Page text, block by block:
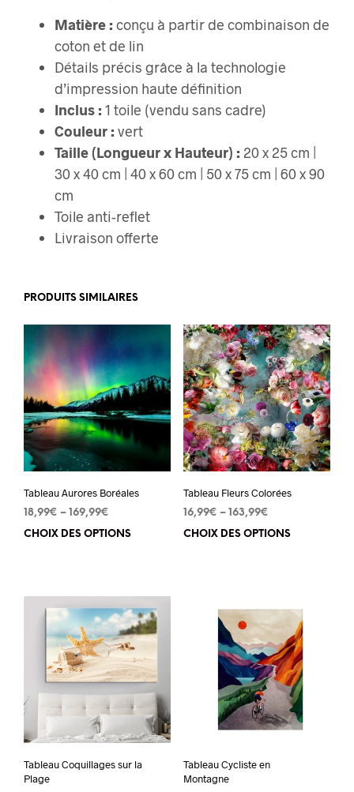
Matière : conçu à partir de combinaison de
coton et de lin
Détails précis grâce à la technologie
d’impression haute définition
Inclus : 1 toile (vendu sans cadre)
Couleur : vert
Taille (Longueur x Hauteur) : 20 x 25 cm |
30 x 40 cm | 40 x 60 cm | 50 x 75 cm | 60 x 90
cm
Toile anti-reflet
Livraison offerte
PRODUITS SIMILAIRES
Tableau Aurores Boréales
18,99€ – 169,99€
CHOIX DES OPTIONS
Ce
plusieurs
variations.
options
peuvent
choisies
Tableau Fleurs Colorées
16,99€ – 163,99€
CHOIX DES OPTIONS
Tableau Coquillages sur la
Plage
Tableau Cycliste en
Montagne